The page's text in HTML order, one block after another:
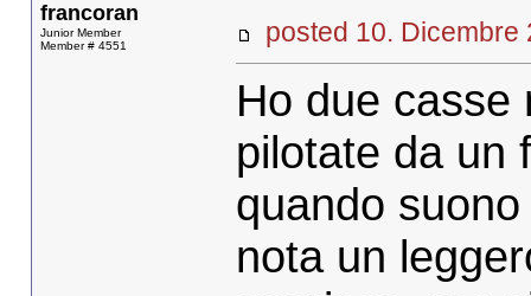
francoran
Junior Member
Member # 4551
posted 10.
Ho due casse
pilotate da un
quando
nota un